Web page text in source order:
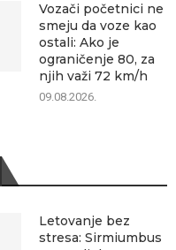
Vozači početnici ne
smeju da voze kao
ostali: Ako je
ograničenje 80, za
njih važi 72 km/h
09.08.2026.
Letovanje bez
stresa: Sirmiumbus